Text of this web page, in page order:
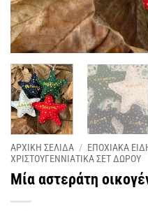
ΑΡΧΙΚΗ ΣΕΛΙΔΑ / ΕΠΟΧΙΑΚΑ
ΧΡΙΣΤΟΥΓΕΝΝΙΑΤΙΚΑ ΣΕΤ ΔΩΡΟΥ
Μία αστεράτη